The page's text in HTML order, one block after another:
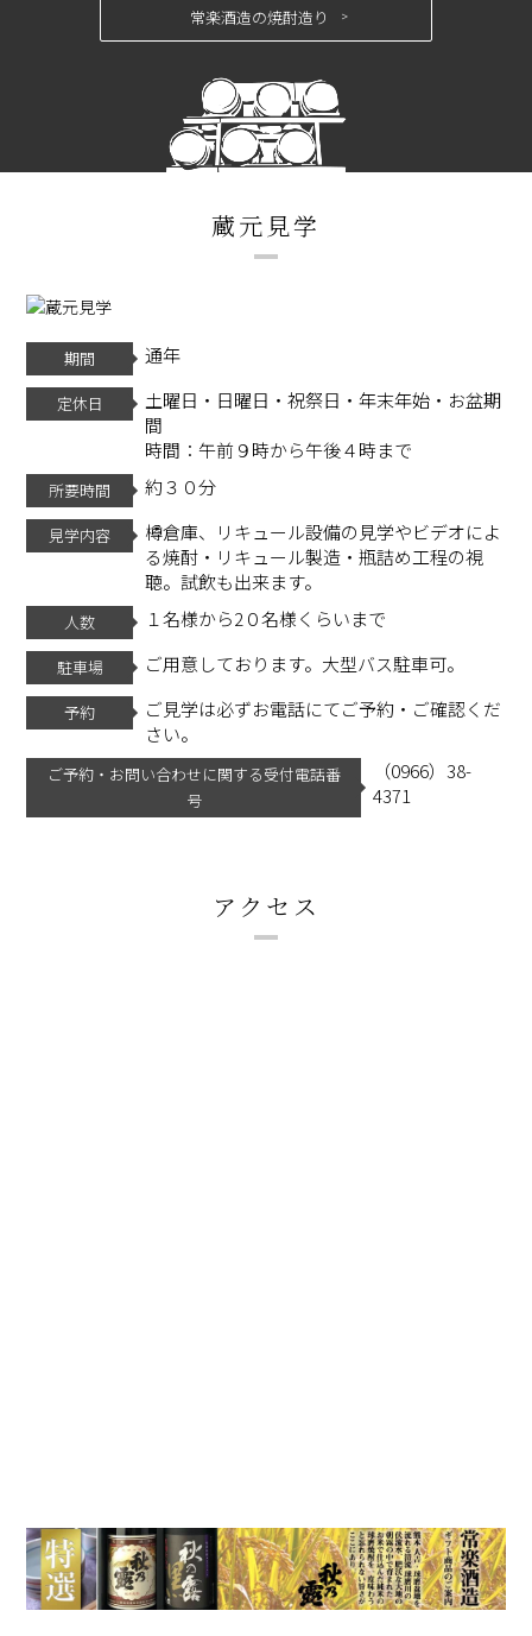
常楽酒造の焼酎造り
蔵元見学
期間 通年
定休日
土曜日・日曜日・祝祭日・年末年始・お盆期
間
時間：午前９時から午後４時まで
所要時間 約３０分
見学内容
樽倉庫、リキュール設備の見学やビデオによ
る焼酎・リキュール製造・瓶詰め工程の視
聴。試飲も出来ます。
人数 １名様から2０名様くらいまで
駐車場 ご用意しております。大型バス駐車可。
予約
ご見学は必ずお電話にてご予約・ご確認くだ
さい。
ご予約・お問い合わせに関する受付電話番
号
（0966）38-
4371
アクセス